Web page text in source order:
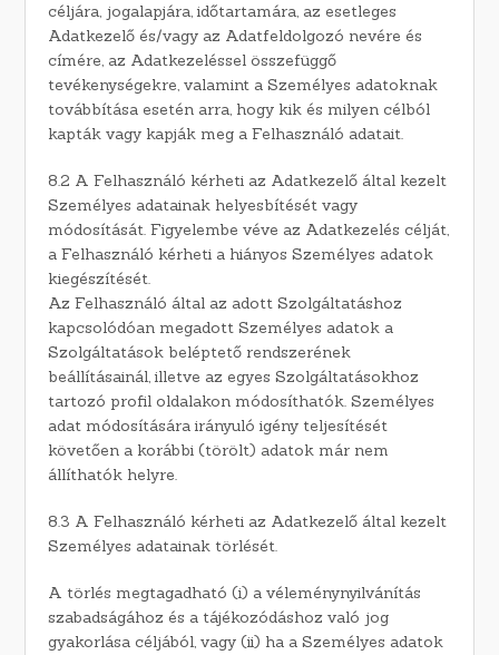
céljára, jogalapjára, időtartamára, az esetleges
Adatkezelő és/vagy az Adatfeldolgozó nevére és
címére, az Adatkezeléssel összefüggő
tevékenységekre, valamint a Személyes adatoknak
továbbítása esetén arra, hogy kik és milyen célból
kapták vagy kapják meg a Felhasználó adatait.
8.2 A Felhasználó kérheti az Adatkezelő által kezelt
Személyes adatainak helyesbítését vagy
módosítását. Figyelembe véve az Adatkezelés célját,
a Felhasználó kérheti a hiányos Személyes adatok
kiegészítését.
Az Felhasználó által az adott Szolgáltatáshoz
kapcsolódóan megadott Személyes adatok a
Szolgáltatások beléptető rendszerének
beállításainál, illetve az egyes Szolgáltatásokhoz
tartozó profil oldalakon módosíthatók. Személyes
adat módosítására irányuló igény teljesítését
követően a korábbi (törölt) adatok már nem
állíthatók helyre.
8.3 A Felhasználó kérheti az Adatkezelő által kezelt
Személyes adatainak törlését.
A törlés megtagadható (i) a véleménynyilvánítás
szabadságához és a tájékozódáshoz való jog
gyakorlása céljából, vagy (ii) ha a Személyes adatok